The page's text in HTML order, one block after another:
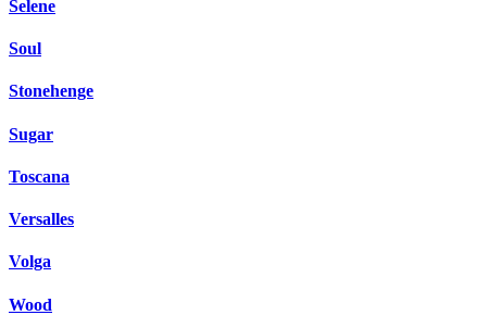
Selene
Soul
Stonehenge
Sugar
Toscana
Versalles
Volga
Wood